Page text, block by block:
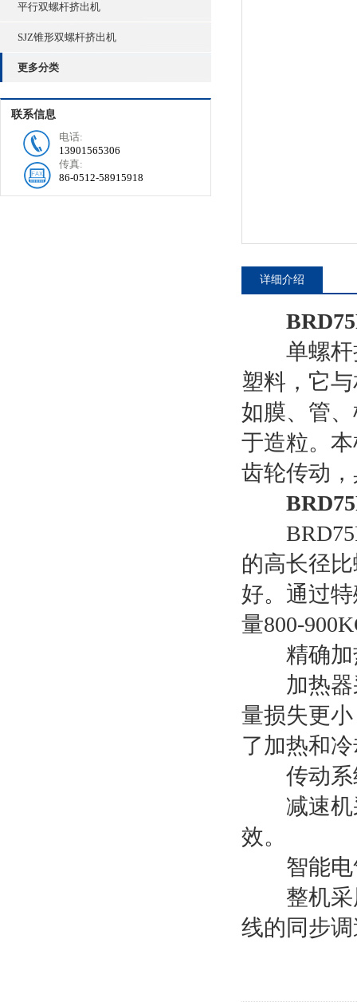
平行双螺杆挤出机
SJZ锥形双螺杆挤出机
更多分类
联系信息
电话:
13901565306
传真:
86-0512-58915918
详细介绍
单螺杆挤
塑料，它
如膜、管
于造粒。
齿轮传动
的高长径
好。通过
量800-
精确加
加热器采
量损失更
了加热和
传动系
减速机采
效。
智能电
整机采用
线的同步